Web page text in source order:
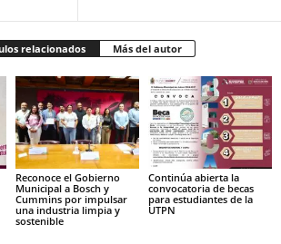
relacionados Más del autor
Reconoce el Gobierno
Municipal a Bosch y
Cummins por impulsar
una industria limpia y
sostenible
Continúa abierta la
convocatoria de becas
para estudiantes de la
UTPN